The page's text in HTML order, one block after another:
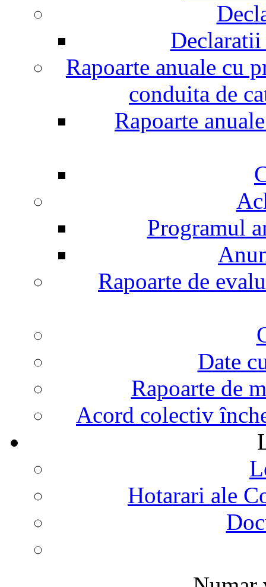
Rapoarte anuale cu
conduita de
Rapoarte
Programul
Rapoarte de
Date
Rapoarte de
Acord colectiv
Hotarari ale